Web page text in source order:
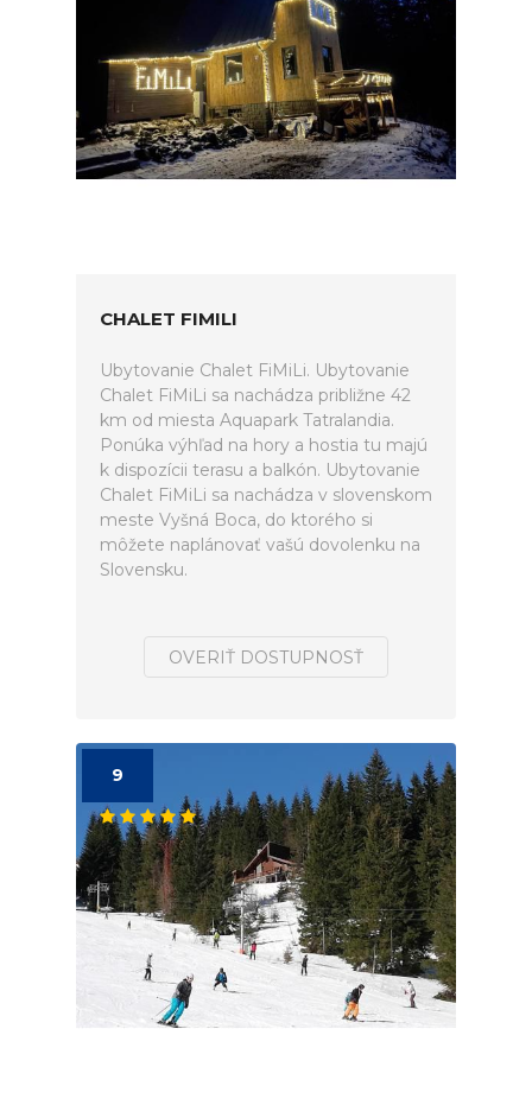
CHALET FIMILI
Ubytovanie Chalet FiMiLi. Ubytovanie
Chalet FiMiLi sa nachádza približne 42
km od miesta Aquapark Tatralandia.
Ponúka výhľad na hory a hostia tu majú
k dispozícii terasu a balkón. Ubytovanie
Chalet FiMiLi sa nachádza v slovenskom
meste Vyšná Boca, do ktorého si
môžete naplánovať vašú dovolenku na
Slovensku.
OVERIŤ DOSTUPNOSŤ
9